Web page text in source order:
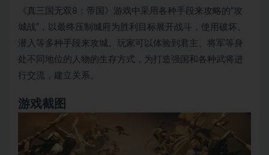
《真三国无双8：帝国》游戏中采用各种手段来攻略的“攻
城战”，以最终压制城府为胜利目标展开战斗，使用破坏、
潜入等多种手段来攻城。玩家可以体验到君主、将军等身
处不同地位的人物的生存方式，为打造强国和各种武将进
行交流，建立关系。
游戏截图